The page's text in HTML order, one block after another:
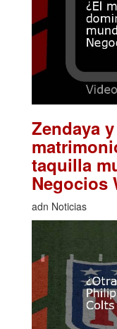
Zendaya
taquilla
Negocios
adn Noticias